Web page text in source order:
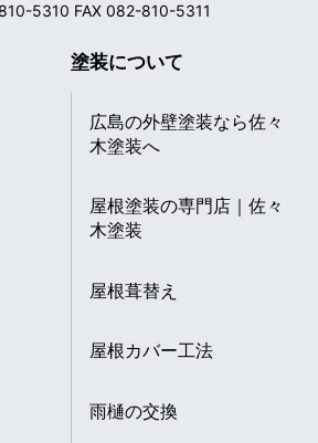
5310 FAX 082-810-5311
塗装について
広島の外壁塗装なら佐々
木塗装へ
屋根塗装の専門店｜佐々
木塗装
屋根葺替え
屋根カバー工法
雨樋の交換